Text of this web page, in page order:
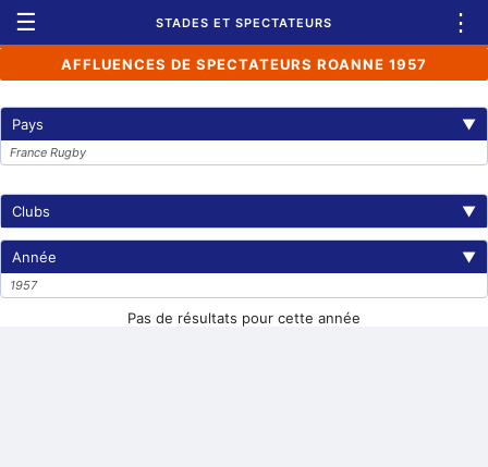
☰ STADES ET SPECTATEURS ⋮
AFFLUENCES DE SPECTATEURS ROANNE 1957
Pays ▼
France Rugby
Clubs ▼
Année ▼
1957
Pas de résultats pour cette année